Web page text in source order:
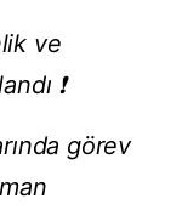
ve
❗️
görev